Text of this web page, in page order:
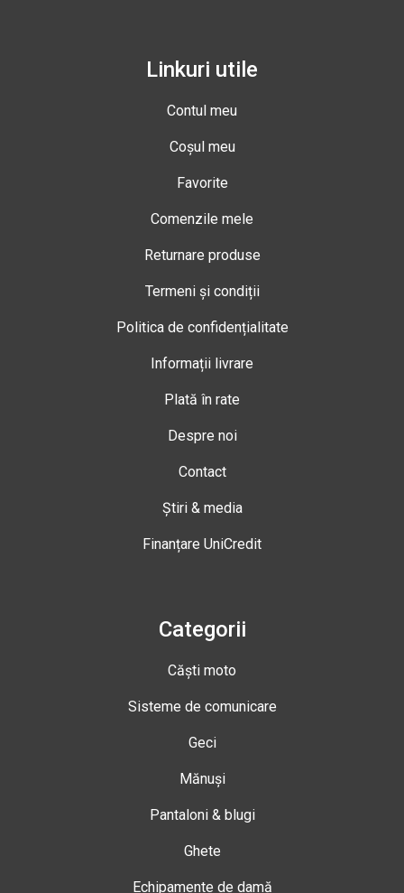
Linkuri utile
Contul meu
Coșul meu
Favorite
Comenzile mele
Returnare produse
Termeni și condiții
Politica de confidențialitate
Informații livrare
Plată în rate
Despre noi
Contact
Știri & media
Finanțare UniCredit
Categorii
Căști moto
Sisteme de comunicare
Geci
Mănuși
Pantaloni & blugi
Ghete
Echipamente de damă